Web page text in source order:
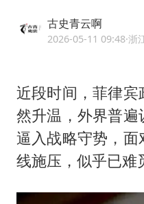
“
古史青云啊
2026-05-11 09:48·浙
近段时间，菲律
然升温，外界普
逼入战略守势，面
线施压，似乎已难